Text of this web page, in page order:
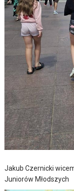
Jakub Czernicki
Juniorów Młodszych